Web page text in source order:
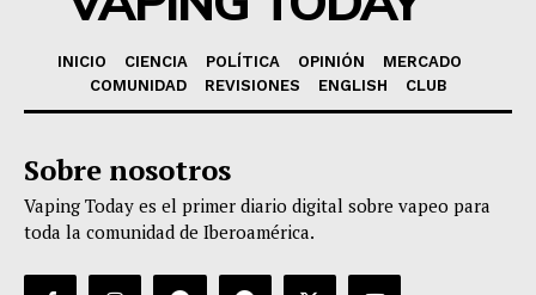
INICIO CIENCIA POLÍTICA OPINIÓN
MERCADO
COMUNIDAD
REVISIONES ENGLISH CLUB
Sobre nosotros
Vaping Today es el primer diario digital sobre vapeo para
toda la comunidad de Iberoamérica.